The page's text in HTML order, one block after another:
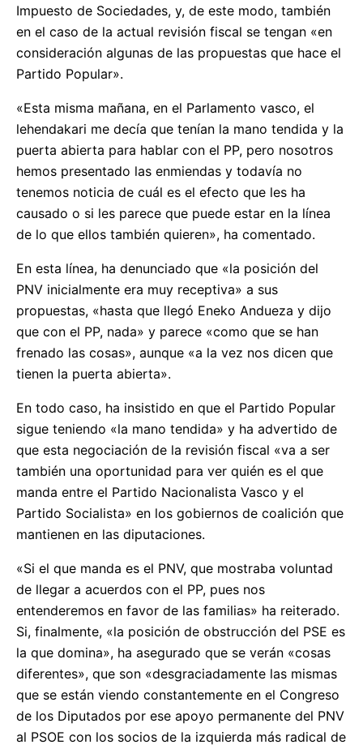
Impuesto de Sociedades, y, de este modo, también
en el caso de la actual revisión fiscal se tengan «en
consideración algunas de las propuestas que hace el
Partido Popular».
«Esta misma mañana, en el Parlamento vasco, el
lehendakari me decía que tenían la mano tendida y la
puerta abierta para hablar con el PP, pero nosotros
hemos presentado las enmiendas y todavía no
tenemos noticia de cuál es el efecto que les ha
causado o si les parece que puede estar en la línea
de lo que ellos también quieren», ha comentado.
En esta línea, ha denunciado que «la posición del
PNV inicialmente era muy receptiva» a sus
propuestas, «hasta que llegó Eneko Andueza y dijo
que con el PP, nada» y parece «como que se han
frenado las cosas», aunque «a la vez nos dicen que
tienen la puerta abierta».
En todo caso, ha insistido en que el Partido Popular
sigue teniendo «la mano tendida» y ha advertido de
que esta negociación de la revisión fiscal «va a ser
también una oportunidad para ver quién es el que
manda entre el Partido Nacionalista Vasco y el
Partido Socialista» en los gobiernos de coalición que
mantienen en las diputaciones.
«Si el que manda es el PNV, que mostraba voluntad
de llegar a acuerdos con el PP, pues nos
entenderemos en favor de las familias» ha reiterado.
Si, finalmente, «la posición de obstrucción del PSE es
la que domina», ha asegurado que se verán «cosas
diferentes», que son «desgraciadamente las mismas
que se están viendo constantemente en el Congreso
de los Diputados por ese apoyo permanente del PNV
al PSOE con los socios de la izquierda más radical de